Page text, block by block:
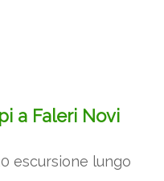
a Faleri Novi
escursione lungo